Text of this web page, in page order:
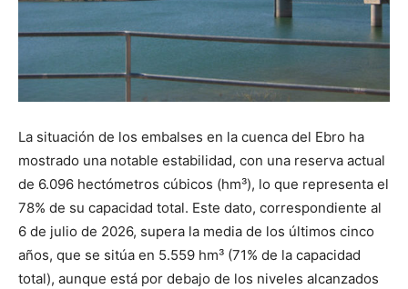
La situación de los embalses en la cuenca del Ebro ha
mostrado una notable estabilidad, con una reserva actual
de 6.096 hectómetros cúbicos (hm³), lo que representa el
78% de su capacidad total. Este dato, correspondiente al
6 de julio de 2026, supera la media de los últimos cinco
años, que se sitúa en 5.559 hm³ (71% de la capacidad
total), aunque está por debajo de los niveles alcanzados